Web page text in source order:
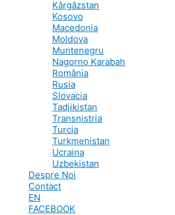
Kârgâzstan
Kosovo
Macedonia
Moldova
Muntenegru
Nagorno Karabah
România
Rusia
Slovacia
Tadjikistan
Transnistria
Turcia
Turkmenistan
Ucraina
Uzbekistan
Despre Noi
Contact
EN
FACEBOOK